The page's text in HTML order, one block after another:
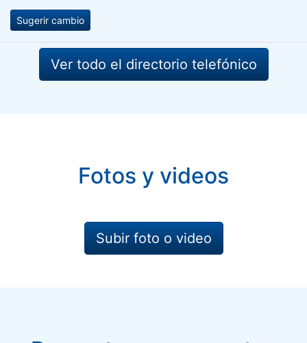
Sugerir cambio
Ver todo el directorio telefónico
Fotos y videos
Subir foto o video